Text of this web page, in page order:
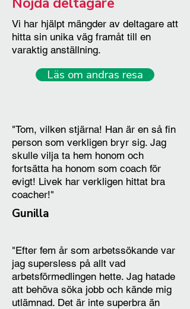
Vi har hjälpt mängder av deltagare att
hitta sin unika väg framåt till en
varaktig anställning.
Läs om andras resa
"Tom, vilken stjärna! Han är en så fin
person som verkligen bryr sig. Jag
skulle vilja ta hem honom och
fortsätta ha honom som coach för
evigt! Livek har verkligen hittat bra
coacher!"
Gunilla
"Efter fem år som arbetssökande var
jag supersless på allt vad
arbetsförmedlingen hette. Jag hatade
att behöva söka jobb och kände mig
utlämnad. Det är inte superbra än